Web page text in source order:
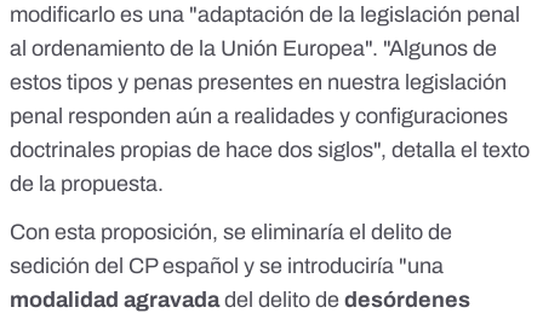
modificarlo es una "adaptación de la legislación penal
al ordenamiento de la Unión Europea". "Algunos de
estos tipos y penas presentes en nuestra legislación
penal responden aún a realidades y configuraciones
doctrinales propias de hace dos siglos", detalla el texto
de la propuesta.
Con esta proposición, se eliminaría el delito de
sedición del CP español y se introduciría "una
modalidad agravadadel delito de desórdenes